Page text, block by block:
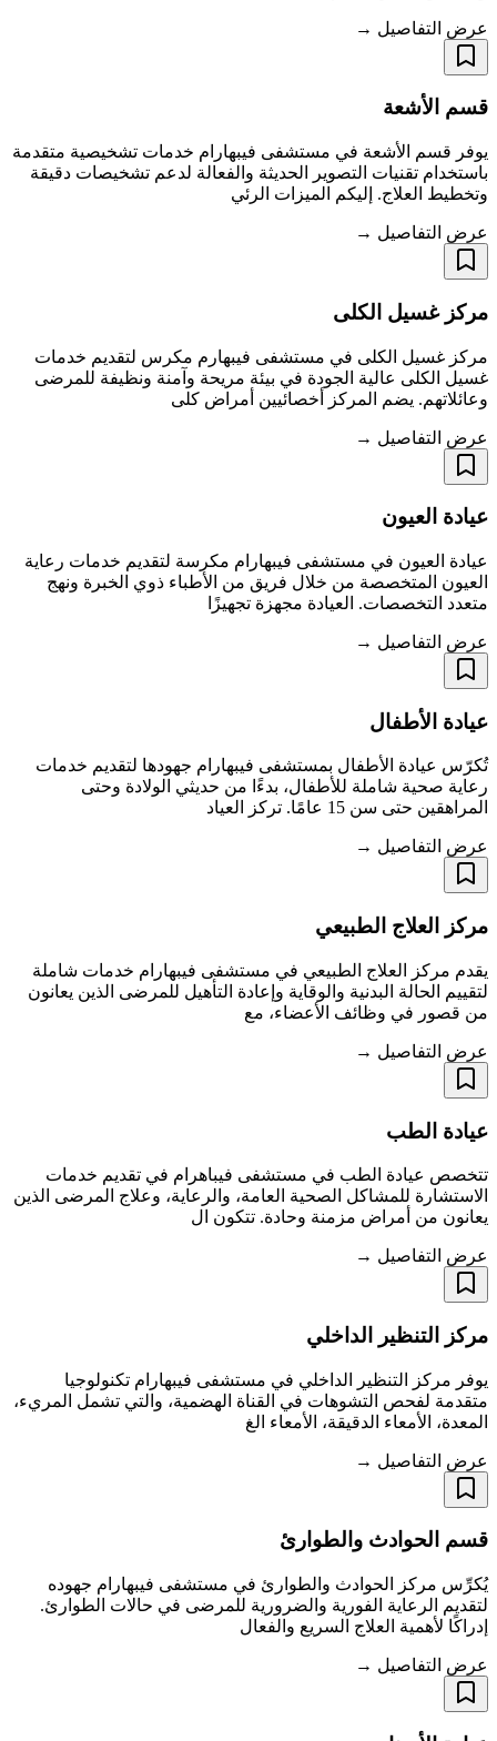
عرض التفاصيل →
قسم الأشعة
يوفر قسم الأشعة في مستشفى فيبهارام خدمات تشخيصية متقدمة
باستخدام تقنيات التصوير الحديثة والفعالة لدعم تشخيصات دقيقة
وتخطيط العلاج. إليكم الميزات الرئي
عرض التفاصيل →
مركز غسيل الكلى
مركز غسيل الكلى في مستشفى فيبهارم مكرس لتقديم خدمات
غسيل الكلى عالية الجودة في بيئة مريحة وآمنة ونظيفة للمرضى
وعائلاتهم. يضم المركز أخصائيين أمراض كلى
عرض التفاصيل →
عيادة العيون
عيادة العيون في مستشفى فيبهارام مكرسة لتقديم خدمات رعاية
العيون المتخصصة من خلال فريق من الأطباء ذوي الخبرة ونهج
متعدد التخصصات. العيادة مجهزة تجهيزًا
عرض التفاصيل →
عيادة الأطفال
تُكرّس عيادة الأطفال بمستشفى فيبهارام جهودها لتقديم خدمات
رعاية صحية شاملة للأطفال، بدءًا من حديثي الولادة وحتى
المراهقين حتى سن 15 عامًا. تركز العياد
عرض التفاصيل →
مركز العلاج الطبيعي
يقدم مركز العلاج الطبيعي في مستشفى فيبهارام خدمات شاملة
لتقييم الحالة البدنية والوقاية وإعادة التأهيل للمرضى الذين يعانون
من قصور في وظائف الأعضاء، مع
عرض التفاصيل →
عيادة الطب
تتخصص عيادة الطب في مستشفى فيباهرام في تقديم خدمات
الاستشارة للمشاكل الصحية العامة، والرعاية، وعلاج المرضى الذين
يعانون من أمراض مزمنة وحادة. تتكون ال
عرض التفاصيل →
مركز التنظير الداخلي
يوفر مركز التنظير الداخلي في مستشفى فيبهارام تكنولوجيا
متقدمة لفحص التشوهات في القناة الهضمية، والتي تشمل المريء،
المعدة، الأمعاء الدقيقة، الأمعاء الغ
عرض التفاصيل →
قسم الحوادث والطوارئ
يُكرِّس مركز الحوادث والطوارئ في مستشفى فيبهارام جهوده
لتقديم الرعاية الفورية والضرورية للمرضى في حالات الطوارئ.
إدراكًا لأهمية العلاج السريع والفعال
عرض التفاصيل →